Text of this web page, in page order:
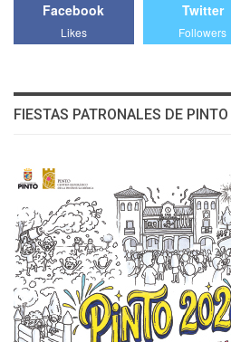
Facebook
Likes
Twitter
Followers
FIESTAS PATRONALES DE PINTO